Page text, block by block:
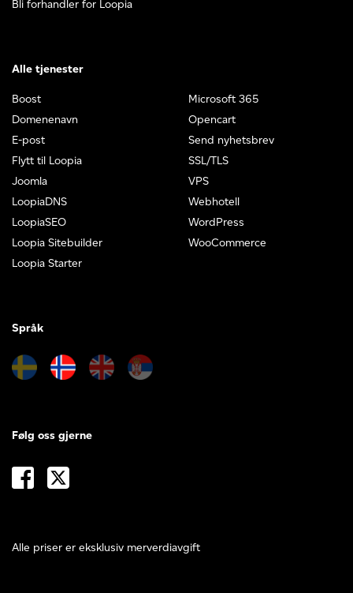
Bli forhandler for Loopia
Alle tjenester
Boost
Domenenavn
E-post
Flytt til Loopia
Joomla
LoopiaDNS
LoopiaSEO
Loopia Sitebuilder
Loopia Starter
Microsoft 365
Opencart
Send nyhetsbrev
SSL/TLS
VPS
Webhotell
WordPress
WooCommerce
Språk
Alle priser er eksklusiv merverdiavgift
Følg oss gjerne